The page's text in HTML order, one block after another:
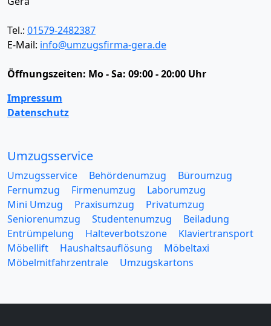
Tel.: 01579-2482387
E-Mail: info@umzugsfirma-gera.de
Öffnungszeiten: Mo - Sa: 09:00 - 20:00 Uhr
Impressum
Datenschutz
Umzugsservice
Umzugsservice Behördenumzug
Büroumzug
Fernumzug
Firmenumzug
Laborumzug
Mini Umzug
Praxisumzug
Privatumzug
Seniorenumzug
Studentenumzug
Beiladung
Entrümpelung
Halteverbotszone
Klaviertransport
Möbellift
Haushaltsauflösung
Möbeltaxi
Möbelmitfahrzentrale
Umzugskartons